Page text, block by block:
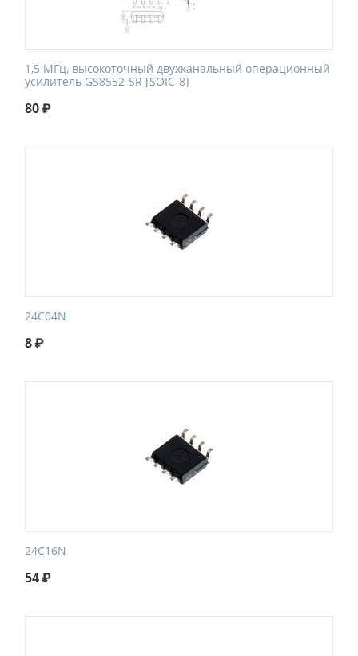
1,5 МГц, высокоточный двухканальный операционный
усилитель GS8552-SR [SOIC-8]
80₽
24C04N
8₽
24C16N
54₽